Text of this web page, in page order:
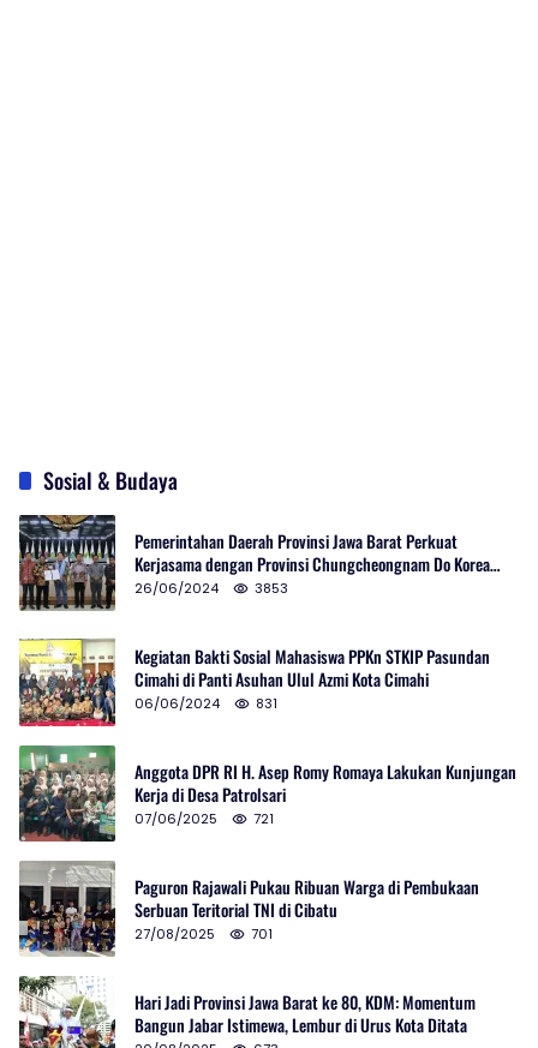
Sosial & Budaya
Pemerintahan Daerah Provinsi Jawa Barat Perkuat
Kerjasama dengan Provinsi Chungcheongnam Do Korea
Selatan
26/06/2024 3853
Kegiatan Bakti Sosial Mahasiswa PPKn STKIP Pasundan
Cimahi di Panti Asuhan Ulul Azmi Kota Cimahi
06/06/2024 831
Anggota DPR RI H. Asep Romy Romaya Lakukan Kunjungan
Kerja di Desa Patrolsari
07/06/2025 721
Paguron Rajawali Pukau Ribuan Warga di Pembukaan
Serbuan Teritorial TNI di Cibatu
27/08/2025 701
Hari Jadi Provinsi Jawa Barat ke 80, KDM: Momentum
Bangun Jabar Istimewa, Lembur di Urus Kota Ditata